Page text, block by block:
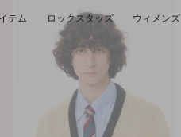
テム ロックスタッズ ウィメンズ